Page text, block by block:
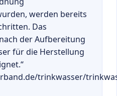
werden bereits
Das
der Aufbereitung
für die Herstellung
trinkwasser/